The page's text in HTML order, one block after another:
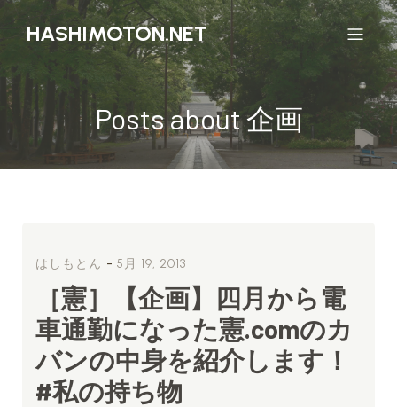
HASHIMOTON.NET
Posts about 企画
はしもとん - 5月 19, 2013
［憲］【企画】四月から電
車通勤になった憲.comのカ
バンの中身を紹介します！
#私の持ち物